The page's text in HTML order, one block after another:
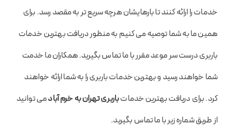
خدمات را ارائه کنند تا بارهایشان هرچه سریع تر به مقصد رسد. برای
همین ما به شما توصیه می کنیم به منظور دریافت بهترین خدمات
باربری درست سر موعد مقرر با ما تماس بگیرید. همکاران ما خدمت
شما خواهند رسید و بهترین خدمات باربری را به شما ارائه خواهند
کرد. برای دریافت بهترین خدماتباربری تهران به خرم آبادمی توانید
از طریق شماره زیر با ما تماس بگیرید.